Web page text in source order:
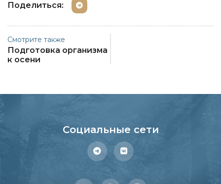
Поделиться:
Смотрите также
Подготовка организма
к осени
Социальные сети